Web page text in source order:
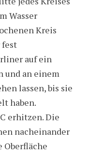
Wasser
Kreis
fest
auf ein
und an einem
lassen, bis sie
haben.
erhitzen. Die
nacheinander
Oberfläche